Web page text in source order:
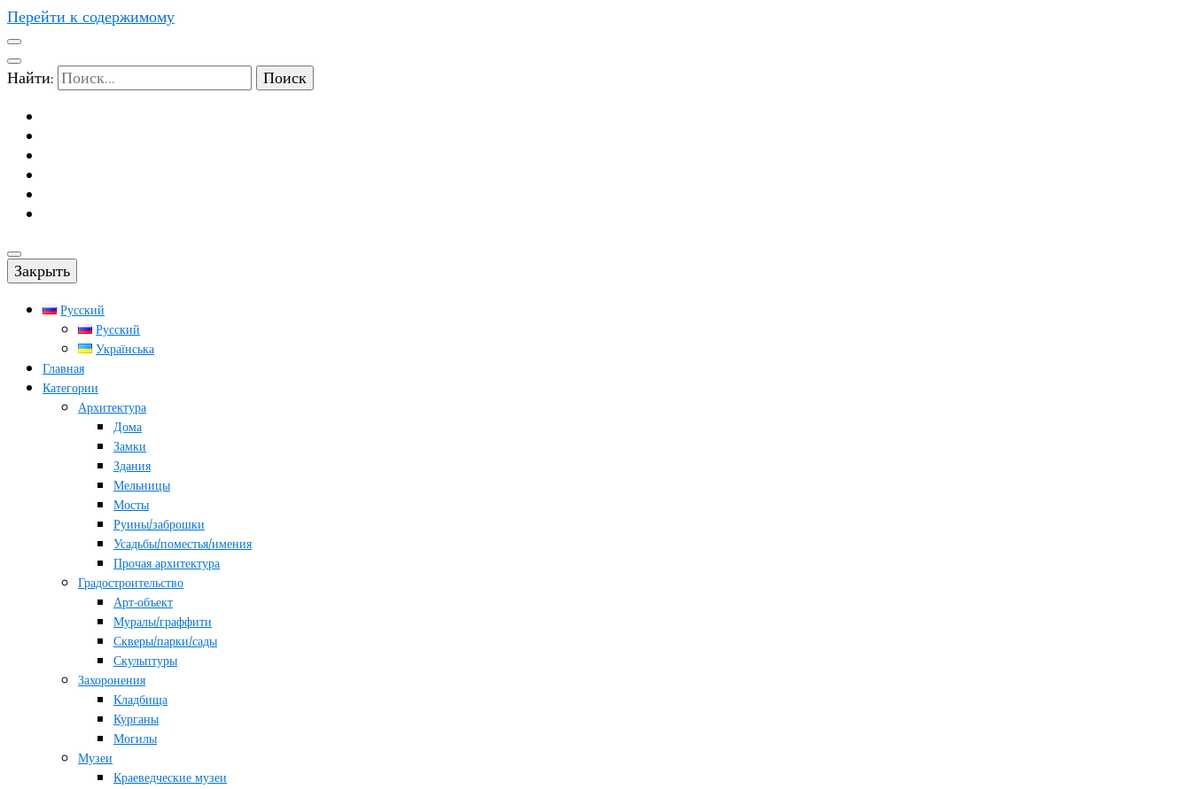
Перейти к содержимому
Найти:
Закрыть
Русский
Русский
Українська
Главная
Категории
Архитектура
Дома
Замки
Здания
Мельницы
Мосты
Руины/заброшки
Усадьбы/поместья/имения
Прочая архитектура
Градостроительство
Арт-объект
Муралы/граффити
Скверы/парки/сады
Скульптуры
Захоронения
Кладбища
Курганы
Могилы
Музеи
Краеведческие музеи